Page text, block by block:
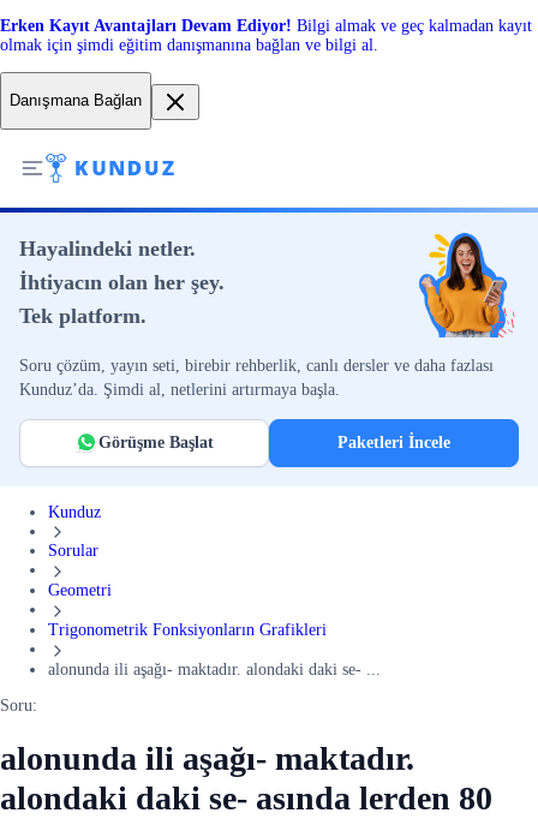
Erken Kayıt Avantajları Devam Ediyor! Bilgi almak ve geç kalmadan kayıt
olmak için şimdi eğitim danışmanına bağlan ve bilgi al.
Danışmana Bağlan
Hayalindeki netler.
İhtiyacın olan her şey.
Tek platform.
Soru çözüm, yayın seti, birebir rehberlik, canlı dersler ve daha fazlası
Kunduz’da. Şimdi al, netlerini artırmaya başla.
Görüşme Başlat Paketleri İncele
Kunduz
Sorular
Geometri
Trigonometrik Fonksiyonların Grafikleri
alonunda ili aşağı- maktadır. alondaki daki se- ...
Soru:
alonunda ili aşağı- maktadır.
alondaki daki se- asında lerden 80